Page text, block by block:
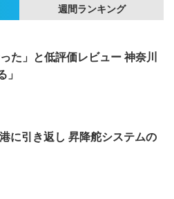
週間ランキング
た」と低評価レビュー 神奈川
」
に引き返し 昇降舵システムの